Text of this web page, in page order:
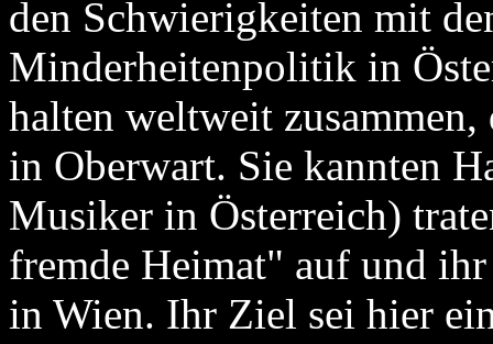
den Schwierigkeiten mit
Minderheitenpolitik in
halten weltweit zusammen,
in Oberwart. Sie kannten
Musiker in Österreich)
fremde Heimat" auf und
in Wien. Ihr Ziel sei hier